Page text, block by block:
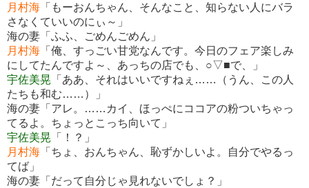
月村海 「もーおんちゃん、そんなこと、知らない人にバラ
さなくていいのにぃ～」
海の妻「ふふ、ごめんごめん」
月村海 「俺、すっごい甘党なんです。今日のフェア楽しみ
にしてたんですよ～、あっちの店でも、○▽■で、」
宇佐美晃 「ああ、それはいいですねぇ……（うん、この人
たちも和む……）」
海の妻「アレ。……カイ、ほっぺにココアの粉ついちゃっ
てるよ。ちょっとこっち向いて」
宇佐美晃 「！？」
月村海 「ちょ、おんちゃん、恥ずかしいよ。自分でやるっ
てば」
海の妻「だって自分じゃ見れないでしょ？」